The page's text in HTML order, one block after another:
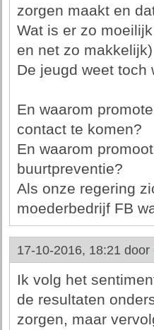
zorgen maakt en
Wat is er zo
en net zo makkelijk)
De jeugd weet toch
En waarom
contact te komen?
En waarom
buurtpreventie?
Als onze regering
moederbedrijf FB
17-10-2016, 18:21 door
Ik volg het
de resultaten
zorgen, maar